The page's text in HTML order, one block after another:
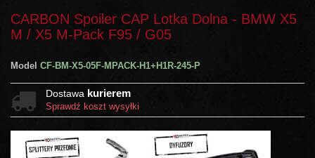
CARBON Spoiler CAP Lotka Dolna - BMW X5
M / X5 M-Pack F95 / G05
Model CF-BM-X5-05F-MPACK-H1+H1R-245-P
Dostawa kurierem
Sprawdź koszt wysyłki